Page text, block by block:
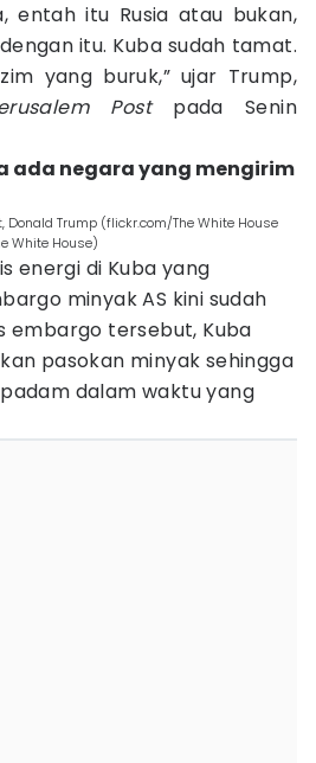
entah itu Rusia atau bukan,
itu. Kuba sudah tamat.
yang buruk,” ujar Trump,
Post pada
Senin
ada negara yang mengirim
Donald Trump (flickr.com/The White House
White House)
energi di Kuba yang
minyak AS kini sudah
embargo tersebut, Kuba
pasokan minyak sehingga
dalam waktu yang